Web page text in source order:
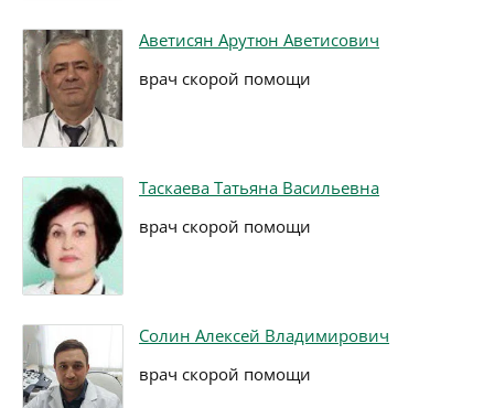
Аветисян Арутюн Аветисович
врач скорой помощи
Таскаева Татьяна Васильевна
врач скорой помощи
Солин Алексей Владимирович
врач скорой помощи